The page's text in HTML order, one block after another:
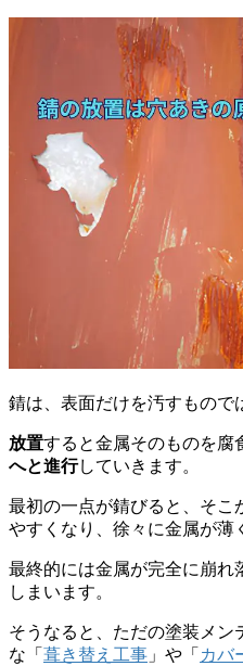
錆は、表面だけを汚すもので
放置すると金属そのものを腐
へと進行していきます。
最初の一点が錆びると、そこ
やすくなり、徐々に金属が薄
最終的には金属が完全に崩れ
しまいます。
そうなると、ただの塗装メ
な「 葺き替え工事 」や「 カバ